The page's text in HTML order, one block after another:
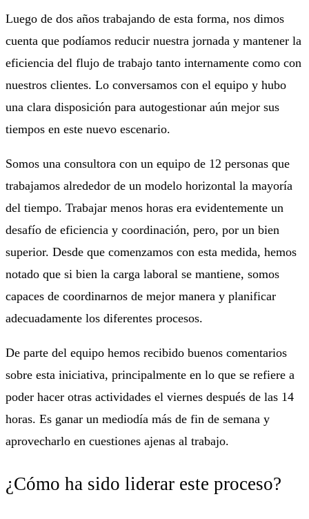
Luego de dos años trabajando de esta forma, nos dimos
cuenta que podíamos reducir nuestra jornada y mantener la
eficiencia del flujo de trabajo tanto internamente como con
nuestros clientes. Lo conversamos con el equipo y hubo
una clara disposición para autogestionar aún mejor sus
tiempos en este nuevo escenario.
Somos una consultora con un equipo de 12 personas que
trabajamos alrededor de un modelo horizontal la mayoría
del tiempo. Trabajar menos horas era evidentemente un
desafío de eficiencia y coordinación, pero, por un bien
superior. Desde que comenzamos con esta medida, hemos
notado que si bien la carga laboral se mantiene, somos
capaces de coordinarnos de mejor manera y planificar
adecuadamente los diferentes procesos.
De parte del equipo hemos recibido buenos comentarios
sobre esta iniciativa, principalmente en lo que se refiere a
poder hacer otras actividades el viernes después de las 14
horas. Es ganar un mediodía más de fin de semana y
aprovecharlo en cuestiones ajenas al trabajo.
¿Cómo ha sido liderar este proceso?